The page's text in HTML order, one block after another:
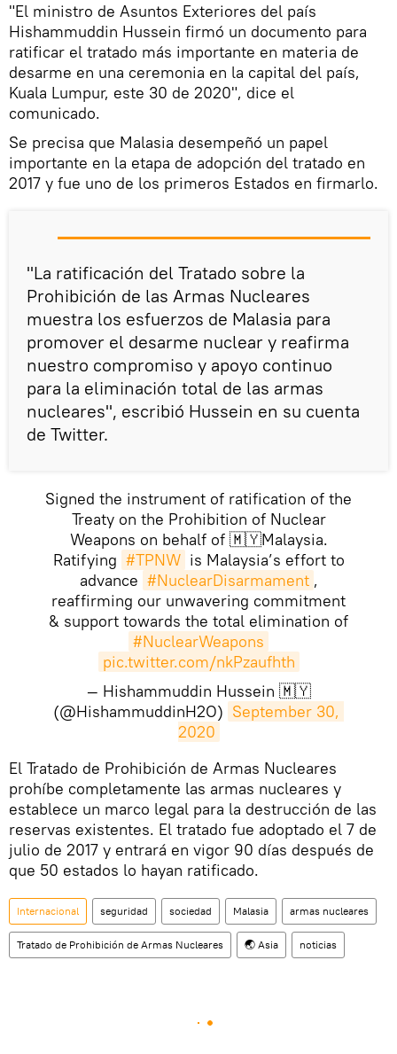
"El ministro de Asuntos Exteriores del país
Hishammuddin Hussein firmó un documento para
ratificar el tratado más importante en materia de
desarme en una ceremonia en la capital del país,
Kuala Lumpur, este 30 de 2020", dice el
comunicado.
Se precisa que Malasia desempeñó un papel
importante en la etapa de adopción del tratado en
2017 y fue uno de los primeros Estados en firmarlo.
"La ratificación del Tratado sobre la
Prohibición de las Armas Nucleares
muestra los esfuerzos de Malasia para
promover el desarme nuclear y reafirma
nuestro compromiso y apoyo continuo
para la eliminación total de las armas
nucleares", escribió Hussein en su cuenta
de Twitter.
Signed the instrument of ratification of the
Treaty on the Prohibition of Nuclear
Weapons on behalf of 🇲🇾Malaysia.
Ratifying #TPNW is Malaysia’s effort to
advance #NuclearDisarmament ,
reaffirming our unwavering commitment
& support towards the total elimination of
#NuclearWeapons
pic.twitter.com/nkPzaufhth
— Hishammuddin Hussein 🇲🇾
(@HishammuddinH2O) September 30,
2020
El Tratado de Prohibición de Armas Nucleares
prohíbe completamente las armas nucleares y
establece un marco legal para la destrucción de las
reservas existentes. El tratado fue adoptado el 7 de
julio de 2017 y entrará en vigor 90 días después de
que 50 estados lo hayan ratificado.
Internacional seguridad sociedad Malasia armas nucleares
Tratado de Prohibición de Armas Nucleares 🌏 Asia noticias